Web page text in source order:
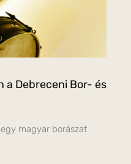
a Debreceni Bor- és
magyar borászat